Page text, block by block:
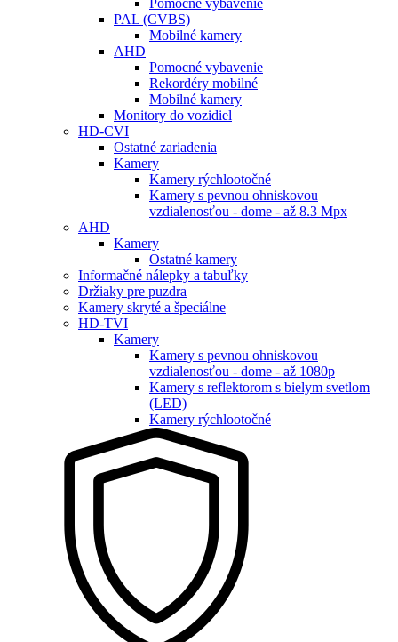
Pomocné vybavenie
PAL (CVBS)
Mobilné kamery
AHD
Pomocné vybavenie
Rekordéry mobilné
Mobilné kamery
Monitory do vozidiel
HD-CVI
Ostatné zariadenia
Kamery
Kamery rýchlootočné
Kamery s pevnou ohniskovou
vzdialenosťou - dome - až 8.3 Mpx
AHD
Kamery
Ostatné kamery
Informačné nálepky a tabuľky
Držiaky pre puzdra
Kamery skryté a špeciálne
HD-TVI
Kamery
Kamery s pevnou ohniskovou
vzdialenosťou - dome - až 1080p
Kamery s reflektorom s bielym svetlom
(LED)
Kamery rýchlootočné